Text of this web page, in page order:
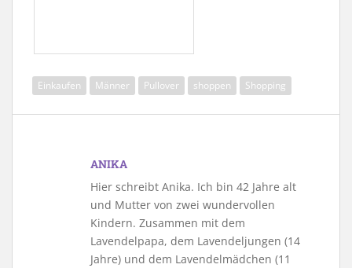
Einkaufen Männer Pullover shoppen Shopping
ANIKA
Hier schreibt Anika. Ich bin 42 Jahre alt
und Mutter von zwei wundervollen
Kindern. Zusammen mit dem
Lavendelpapa, dem Lavendeljungen (14
Jahre) und dem Lavendelmädchen (11